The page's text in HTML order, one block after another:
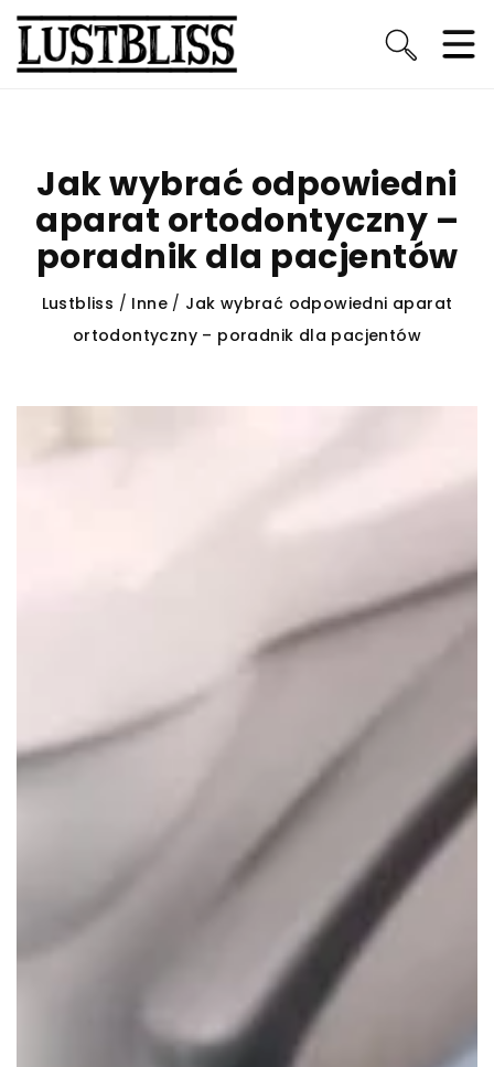
Jak wybrać odpowiedni
aparat ortodontyczny –
poradnik dla pacjentów
Lustbliss / Inne / Jak wybrać odpowiedni aparat
ortodontyczny – poradnik dla pacjentów